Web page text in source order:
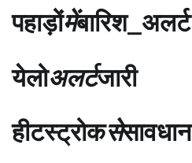
पहाड़ोंमेंबारिश_अलर्ट
येलोअलर्टजारी
हीटस्ट्रोकसेसावधान